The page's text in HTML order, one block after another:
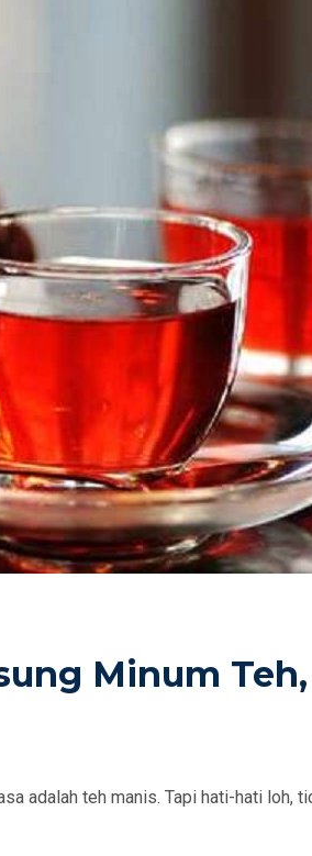
Minum Teh,
adalah teh manis. Tapi hati-hati loh,